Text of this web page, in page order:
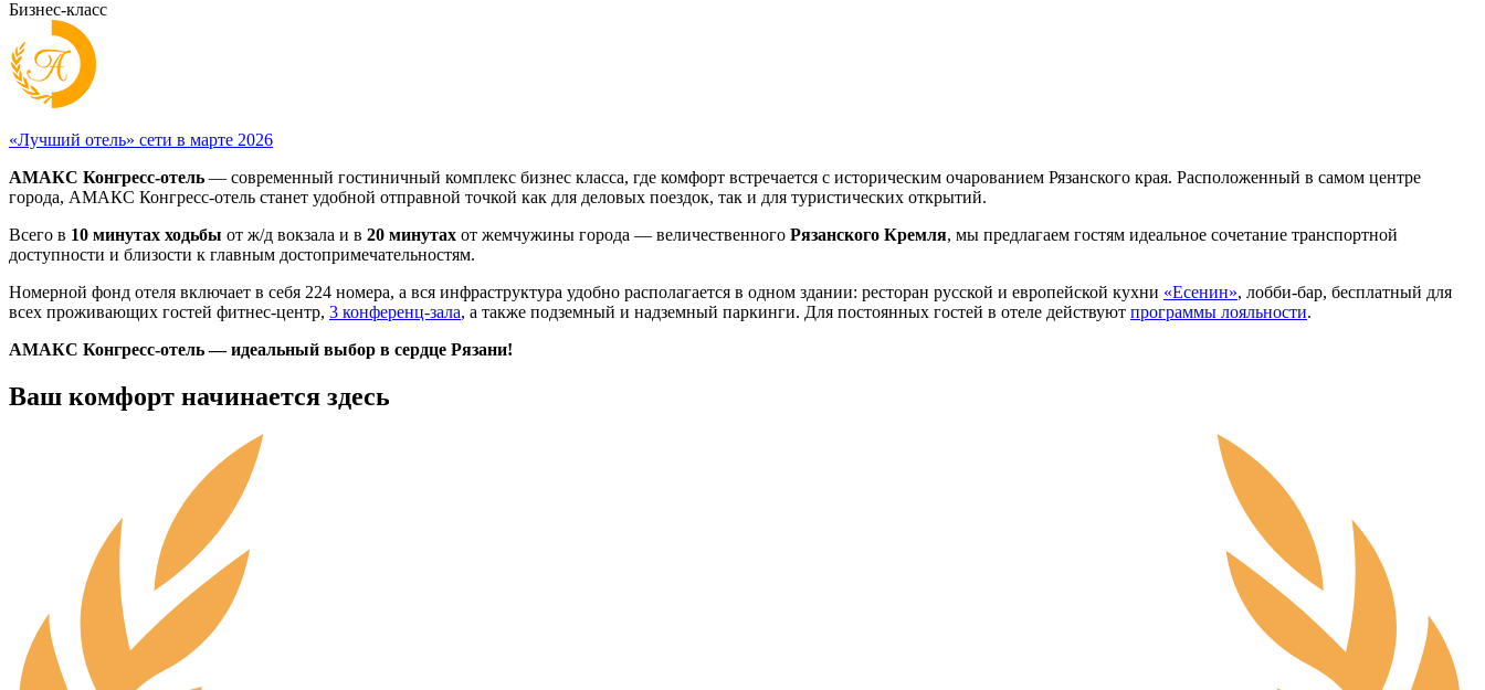
Бизнес-класс
«Лучший отель» сети в марте 2026
АМАКС Конгресс-отель — современный гостиничный комплекс бизнес класса, где комфорт встречается с историческим очарованием Рязанского края. Расположенный в самом центре
города, АМАКС Конгресс-отель станет удобной отправной точкой как для деловых поездок, так и для туристических открытий.
Всего в 10 минутах ходьбы от ж/д вокзала и в 20 минутах от жемчужины города — величественного Рязанского Кремля, мы предлагаем гостям идеальное сочетание транспортной
доступности и близости к главным достопримечательностям.
Номерной фонд отеля включает в себя 224 номера, а вся инфраструктура удобно располагается в одном здании: ресторан русской и европейской кухни «Есенин», лобби-бар, бесплатный для
всех проживающих гостей фитнес-центр, 3 конференц-зала, а также подземный и надземный паркинги. Для постоянных гостей в отеле действуют программы лояльности.
АМАКС Конгресс-отель — идеальный выбор в сердце Рязани!
Ваш комфорт начинается здесь